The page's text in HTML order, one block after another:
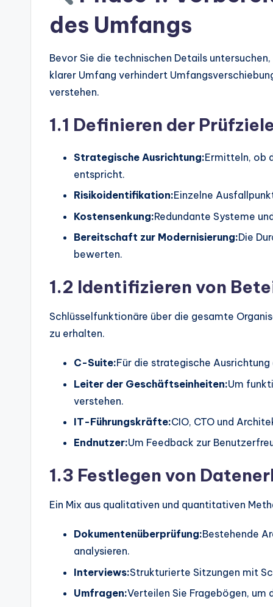
tr
des Umfangs
Bevor Sie die technischen Details
klarer Umfang verhindert
verstehen.
1.1 Definieren der
Strategische Ausrichtung:Ermitteln, ob
entspricht.
Risikoidentifikation:Einzelne
Kostensenkung:Redundante Systeme
Bereitschaft zur Modernisierung:Die
bewerten.
1.2 Identifizieren von
Schlüsselfunktionäre über die gesamte
zu erhalten.
C-Suite:Für die strategische
Leiter der Geschäftseinheiten:Um
verstehen.
IT-Führungskräfte:CIO, CTO und
Endnutzer:Um Feedback zur
1.3 Festlegen von
Ein Mix aus qualitativen und quantitativen
Dokumentenüberprüfung:Bestehende
analysieren.
Interviews:Strukturierte Sitzungen mit
Umfragen:Verteilen Sie Fragebögen,